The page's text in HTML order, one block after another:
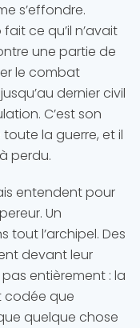
s’effondre.
ce qu’il n’avait
une partie de
le combat
dernier civil
C’est son
la guerre, et il
perdu.
entendent pour
Un
tout l’archipel. Des
devant leur
entièrement : la
codée que
quelque chose